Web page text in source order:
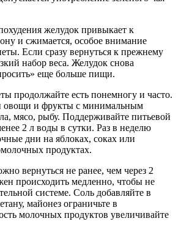
желудок привыкает к
и сжимается, особое внимание
Если сразу вернуться к прежнему
набор веса. Желудок снова
еще больше пищи.
продолжайте есть понемногу и часто.
овощи и фрукты с минимальным
мясо, рыбу. Поддерживайте питьевой
2 л воды в сутки. Раз в неделю
дни на яблоках, соках или
продуктах.
вернуться не ранее, чем через 2
происходить медленно, чтобы не
системе. Соль добавляйте в
майонез ограничьте в
молочных продуктов увеличивайте